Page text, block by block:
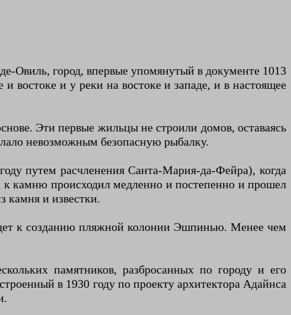
Овиль, город, впервые упомянутый в документе 1013
востоке и у реки на востоке и западе, и в настоящее
Эти первые жильцы не строили домов, оставаясь
невозможным безопасную рыбалку.
путем расчленения Санта-Мария-да-Фейра), когда
камню происходил медленно и постепенно и прошел
камня и известки.
к созданию пляжной колонии Эшпинью. Менее чем
памятников, разбросанных по городу и его
в 1930 году по проекту архитектора Адайнса